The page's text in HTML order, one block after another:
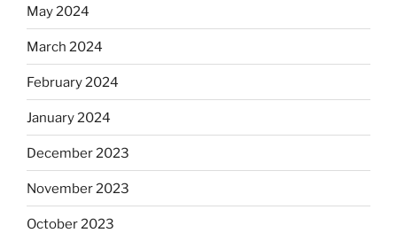
May 2024
March 2024
February 2024
January 2024
December 2023
November 2023
October 2023